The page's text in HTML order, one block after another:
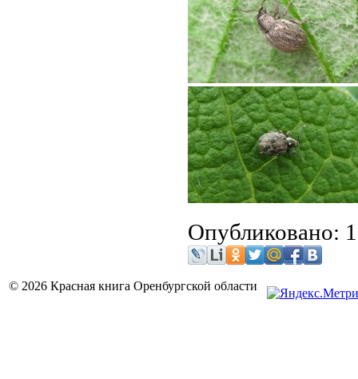
Опубликовано:
© 2026 Красная книга Оренбургской области